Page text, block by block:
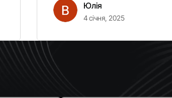
якісна. Ще раз Дякую.
Юлія
4 січня, 2025